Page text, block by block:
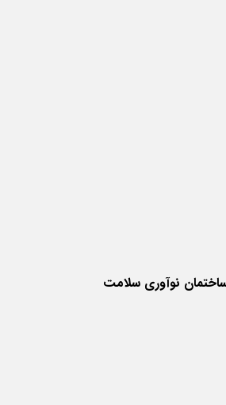
نوآوری سلامت